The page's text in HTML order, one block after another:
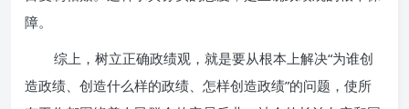
障。
综上，树立正确政绩观，就是要从根本上解决“为谁创
造政绩、创造什么样的政绩、怎样创造政绩”的问题，使所